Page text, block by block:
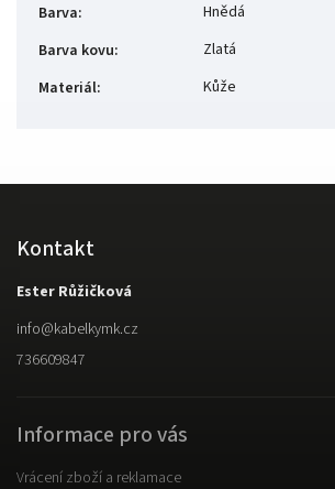
Barva:
Hnědá
Barva kovu:
Zlatá
Materiál: Kůže
Kontakt
Ester Růžičková
info@kabelkymk.cz
736609847
Informace pro vás
Vrácení zboží a reklamace